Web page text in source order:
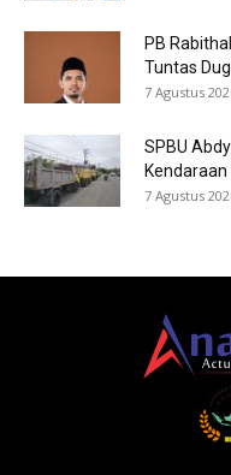
PB
Tuntas
7 Agustus
SPBU
7 Agustus